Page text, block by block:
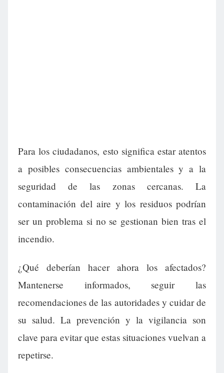
Para los ciudadanos, esto significa estar atentos
a posibles consecuencias ambientales y a la
seguridad de las zonas cercanas. La
contaminación del aire y los residuos podrían
ser un problema si no se gestionan bien tras el
incendio.
¿Qué deberían hacer ahora los afectados?
Mantenerse informados, seguir las
recomendaciones de las autoridades y cuidar de
su salud. La prevención y la vigilancia son
clave para evitar que estas situaciones vuelvan a
repetirse.